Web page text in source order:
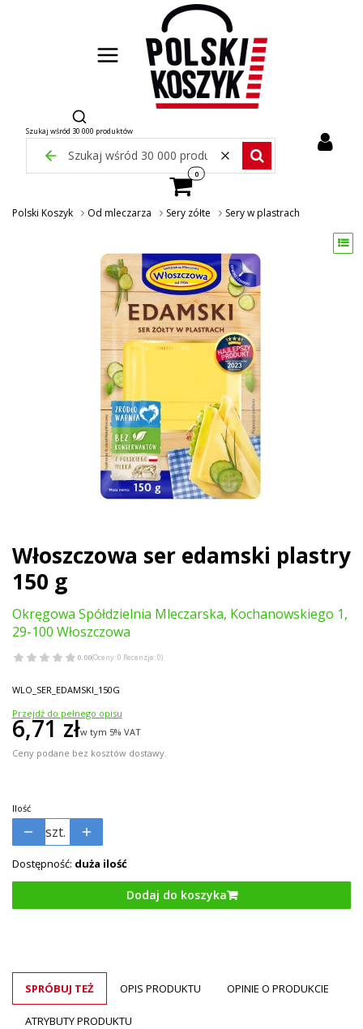
Otwórz wyszukiwarkę
Szukaj wśród 30 000 produktów
Zamknij wyszukiwarkę WyczyśćSzukaj wśród 30 000
Produkty w koszyku: 0. Zobacz
Polski Koszyk Od mleczarza Sery zółte Sery w plastrach
Włoszczowa ser edamski plastry
150 g
Okręgowa Spółdzielnia Mleczarska, Kochanowskiego 1,
29-100 Włoszczowa
0.00(Oceny: 0 Recenzje: 0)
WLO_SER_EDAMSKI_150G
Przejdź do pełnego opisu
Cena
6,71 złw tym 5% VAT
w tym 5% VAT
Ceny podane bez kosztów dostawy.
Ilość
szt.
Dostępność: duża ilość
Dodaj do koszyka
SPRÓBUJ TEŻ OPIS PRODUKTU OPINIE O PRODUKCIE
ATRYBUTY PRODUKTU